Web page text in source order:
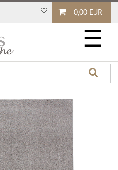
0,00 EUR
☰